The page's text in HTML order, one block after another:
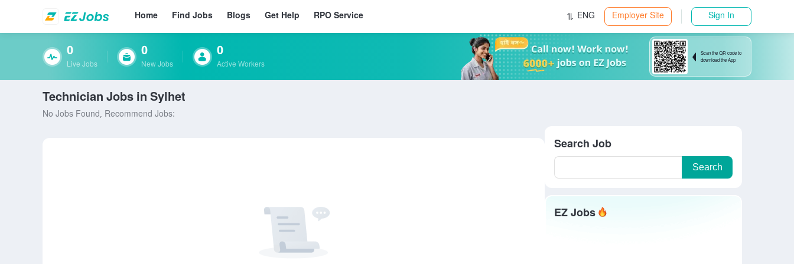
Home Find Jobs Blogs Get Help RPO Service ENG Employer Site Sign In
0
Live Jobs
0
New Jobs
0
Active Workers
Scan the QR code to
download the App
Technician Jobs in Sylhet
No Jobs Found, Recommend Jobs:
Search Job
Search
EZ Jobs